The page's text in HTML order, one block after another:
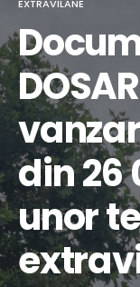
EXTRAVILANE
din 26
unor